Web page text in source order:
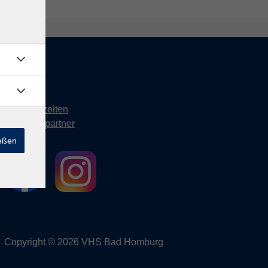
Kontakt
Öffnungszeiten
Ansprechpartner
Copyright © 2026 VHS Bad Homburg